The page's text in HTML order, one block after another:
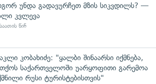
უნდა გადავურჩეთ მზის სიკვდილს? —
კვლევა
წინ
კობახიძე: "ყალბი შინაარსი იქმნება,
საქართველოში უარყოფითი გარემოა
რუსი ტურისტებისთვის"